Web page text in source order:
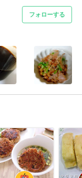
フォローする